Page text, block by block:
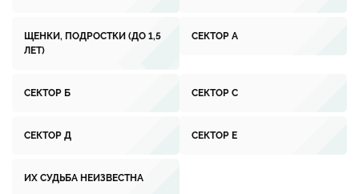
ЩЕНКИ, ПОДРОСТКИ (ДО 1,5
ЛЕТ)
СЕКТОР А
СЕКТОР Б СЕКТОР С
СЕКТОР Д СЕКТОР Е
ИХ СУДЬБА НЕИЗВЕСТНА